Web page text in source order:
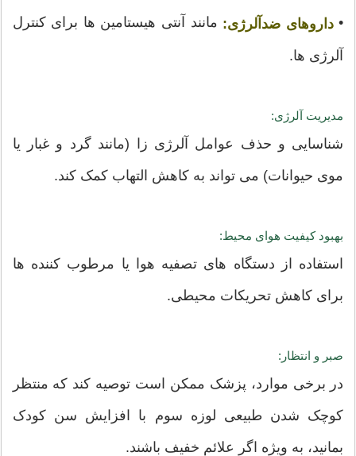
•داروهای ضدآلرژی: مانند آنتی هیستامین ها برای کنترل
آلرژی ها.
مدیریت آلرژی:
شناسایی و حذف عوامل آلرژی زا (مانند گرد و غبار یا
موی حیوانات) می تواند به کاهش التهاب کمک کند.
بهبود کیفیت هوای محیط:
استفاده از دستگاه های تصفیه هوا یا مرطوب کننده ها
برای کاهش تحریکات محیطی.
صبر و انتظار:
در برخی موارد، پزشک ممکن است توصیه کند که منتظر
کوچک شدن طبیعی لوزه سوم با افزایش سن کودک
بمانید، به ویژه اگر علائم خفیف باشند.